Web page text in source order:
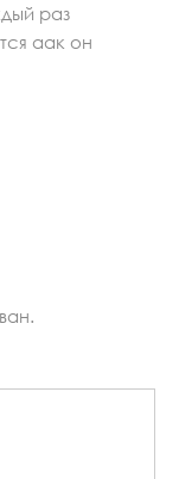
раз
аак он